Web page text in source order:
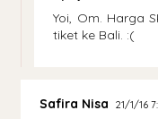
Yoi, Om. Harga
tiket ke Bali. :(
Safira Nisa 21/1/16